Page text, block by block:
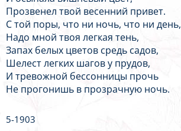
Прозвенел твой весенний привет.
С той поры, что ни ночь, что ни день,
Надо мной твоя легкая тень,
Запах белых цветов средь садов,
Шелест легких шагов у прудов,
И тревожной бессонницы прочь
Не прогонишь в прозрачную ночь.
5-1903